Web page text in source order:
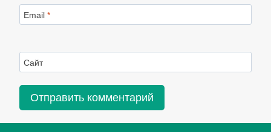
Email *
Сайт